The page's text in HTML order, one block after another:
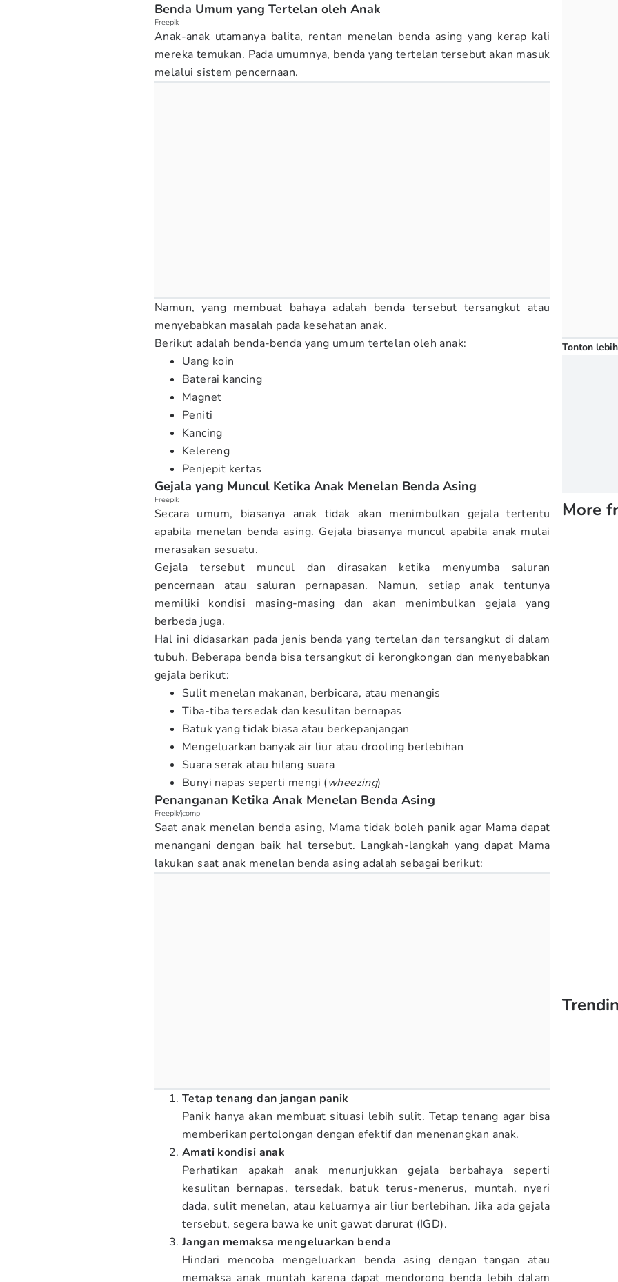
Benda Umum yang Tertelan oleh Anak
Freepik
Anak-anak utamanya balita, rentan menelan benda asing yang kerap kali
mereka temukan. Pada umumnya, benda yang tertelan tersebut akan masuk
melalui sistem pencernaan.
Namun, yang membuat bahaya adalah benda tersebut tersangkut atau
menyebabkan masalah pada kesehatan anak.
Berikut adalah benda-benda yang umum tertelan oleh anak:
Uang koin
Baterai kancing
Magnet
Peniti
Kancing
Kelereng
Penjepit kertas
Gejala yang Muncul Ketika Anak Menelan Benda Asing
Freepik
Secara umum, biasanya anak tidak akan menimbulkan gejala tertentu
apabila menelan benda asing. Gejala biasanya muncul apabila anak mulai
merasakan sesuatu.
Gejala tersebut muncul dan dirasakan ketika menyumba saluran
pencernaan atau saluran pernapasan. Namun, setiap anak tentunya
memiliki kondisi masing-masing dan akan menimbulkan gejala yang
berbeda juga.
Hal ini didasarkan pada jenis benda yang tertelan dan tersangkut di dalam
tubuh. Beberapa benda bisa tersangkut di kerongkongan dan menyebabkan
gejala berikut:
Sulit menelan makanan, berbicara, atau menangis
Tiba-tiba tersedak dan kesulitan bernapas
Batuk yang tidak biasa atau berkepanjangan
Mengeluarkan banyak air liur atau drooling berlebihan
Suara serak atau hilang suara
Bunyi napas seperti mengi (wheezing)
Penanganan Ketika Anak Menelan Benda Asing
Freepik/jcomp
Saat anak menelan benda asing, Mama tidak boleh panik agar Mama dapat
menangani dengan baik hal tersebut. Langkah-langkah yang dapat Mama
lakukan saat anak menelan benda asing adalah sebagai berikut:
Tetap tenang dan jangan panik
Panik hanya akan membuat situasi lebih sulit. Tetap tenang agar bisa
memberikan pertolongan dengan efektif dan menenangkan anak.
Amati kondisi anak
Perhatikan apakah anak menunjukkan gejala berbahaya seperti
kesulitan bernapas, tersedak, batuk terus-menerus, muntah, nyeri
dada, sulit menelan, atau keluarnya air liur berlebihan. Jika ada gejala
tersebut, segera bawa ke unit gawat darurat (IGD).
Jangan memaksa mengeluarkan benda
Hindari mencoba mengeluarkan benda asing dengan tangan atau
memaksa anak muntah karena dapat mendorong benda lebih dalam
Tonton
More